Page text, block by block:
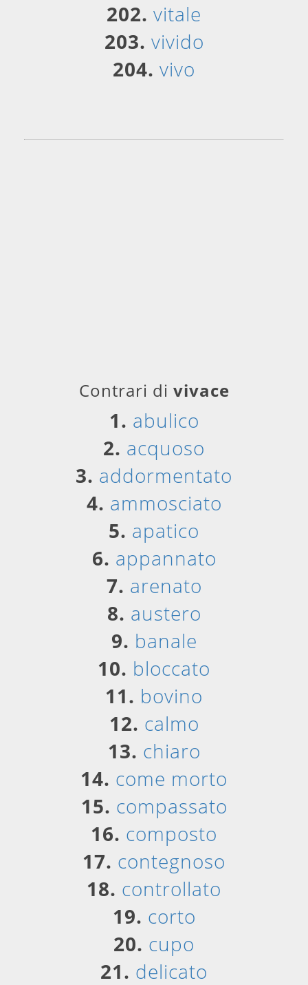
202. vitale
203. vivido
204. vivo
Contrari di vivace
1. abulico
2. acquoso
3. addormentato
4. ammosciato
5. apatico
6. appannato
7. arenato
8. austero
9. banale
10. bloccato
11. bovino
12. calmo
13. chiaro
14. come morto
15. compassato
16. composto
17. contegnoso
18. controllato
19. corto
20. cupo
21. delicato